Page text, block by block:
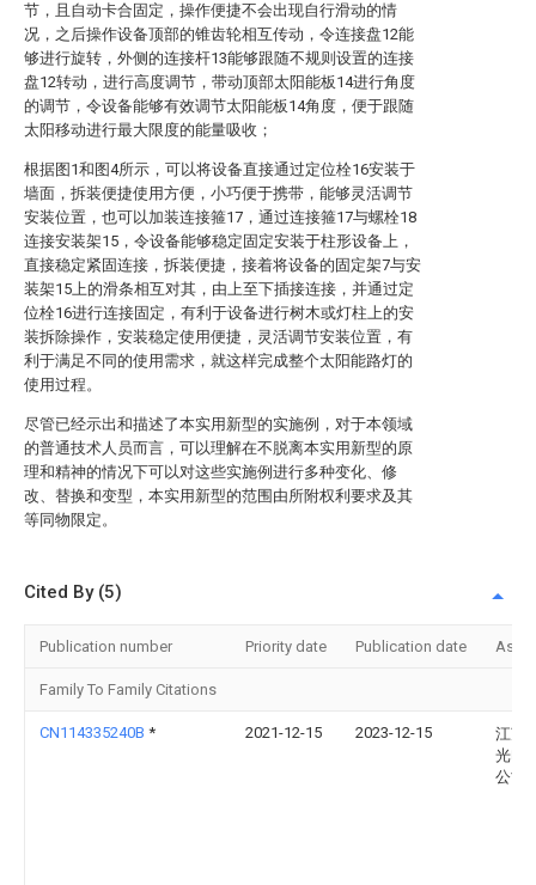
节，且自动卡合固定，操作便捷不会出现自行滑动的情
况，之后操作设备顶部的锥齿轮相互传动，令连接盘12能
够进行旋转，外侧的连接杆13能够跟随不规则设置的连接
盘12转动，进行高度调节，带动顶部太阳能板14进行角度
的调节，令设备能够有效调节太阳能板14角度，便于跟随
太阳移动进行最大限度的能量吸收；
根据图1和图4所示，可以将设备直接通过定位栓16安装于
墙面，拆装便捷使用方便，小巧便于携带，能够灵活调节
安装位置，也可以加装连接箍17，通过连接箍17与螺栓18
连接安装架15，令设备能够稳定固定安装于柱形设备上，
直接稳定紧固连接，拆装便捷，接着将设备的固定架7与安
装架15上的滑条相互对其，由上至下插接连接，并通过定
位栓16进行连接固定，有利于设备进行树木或灯柱上的安
装拆除操作，安装稳定使用便捷，灵活调节安装位置，有
利于满足不同的使用需求，就这样完成整个太阳能路灯的
使用过程。
尽管已经示出和描述了本实用新型的实施例，对于本领域
的普通技术人员而言，可以理解在不脱离本实用新型的原
理和精神的情况下可以对这些实施例进行多种变化、修
改、替换和变型，本实用新型的范围由所附权利要求及其
等同物限定。
Cited By (5)
Publication number Priority date Publication date
Family To Family Citations
CN114335240B * 2021-12-15 2023-12-15
江苏
光电
公司